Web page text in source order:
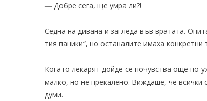
― Добре сега, ще умра ли?!
Седна на дивана и загледа във вратата.
тия паники“, но останалите имаха
Когато лекарят дойде се почувства още
малко, но не прекалено. Виждаше, че
думи.